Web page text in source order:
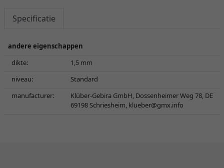
Specificatie
andere eigenschappen
dikte:
1,5 mm
niveau:
Standard
manufacturer:
Klüber-Gebira GmbH, Dossenheimer Weg 78, DE
69198 Schriesheim, klueber@gmx.info